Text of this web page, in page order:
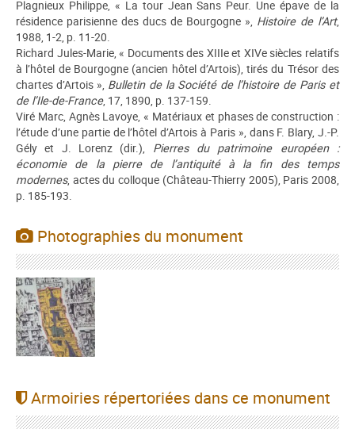
Plagnieux Philippe, « La tour Jean Sans Peur. Une épave de la
résidence parisienne des ducs de Bourgogne », Histoire de l’Art,
1988, 1-2, p. 11-20.
Richard Jules-Marie, « Documents des XIIIe et XIVe siècles relatifs
à l’hôtel de Bourgogne (ancien hôtel d’Artois), tirés du Trésor des
chartes d’Artois », Bulletin de la Société de l’histoire de Paris et
de l’Ile-de-France, 17, 1890, p. 137-159.
Viré Marc, Agnès Lavoye, « Matériaux et phases de construction :
l’étude d’une partie de l’hôtel d’Artois à Paris », dans F. Blary, J.-P.
Gély et J. Lorenz (dir.), Pierres du patrimoine européen :
économie de la pierre de l’antiquité à la fin des temps
modernes, actes du colloque (Château-Thierry 2005), Paris 2008,
p. 185-193.
Photographies du monument
Armoiries répertoriées dans ce monument